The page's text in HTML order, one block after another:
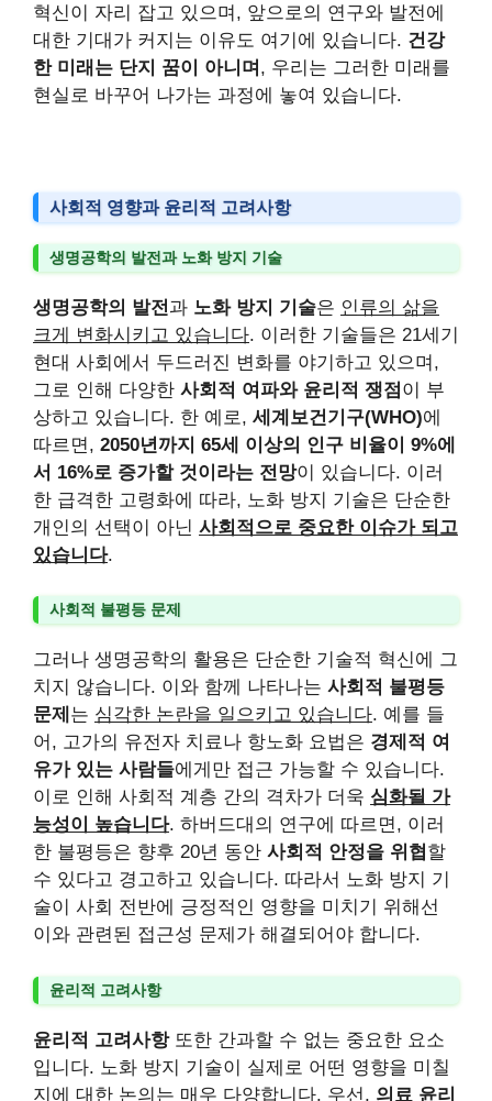
혁신이 자리 잡고 있으며, 앞으로의 연구와 발전에
대한 기대가 커지는 이유도 여기에 있습니다. 건강
한 미래는 단지 꿈이 아니며 , 우리는 그러한 미래를
현실로 바꾸어 나가는 과정에 놓여 있습니다.
사회적 영향과 윤리적 고려사항
생명공학의 발전과 노화 방지 기술
생명공학의 발전 과 노화 방지 기술은 인류의 삶을
크게 변화시키고 있습니다. 이러한 기술들은 21세기
현대 사회에서 두드러진 변화를 야기하고 있으며,
그로 인해 다양한 사회적 여파와 윤리적 쟁점 이 부
상하고 있습니다. 한 예로, 세계보건기구(WHO)에
따르면, 2050년까지 65세 이상의 인구 비율이 9%에
서 16%로 증가할 것이라는 전망이 있습니다. 이러
한 급격한 고령화에 따라, 노화 방지 기술은 단순한
개인의 선택이 아닌 사회적으로 중요한 이슈가 되고
있습니다.
사회적 불평등 문제
그러나 생명공학의 활용은 단순한 기술적 혁신에 그
치지 않습니다. 이와 함께 나타나는 사회적 불평등
문제 는 심각한 논란을 일으키고 있습니다. 예를 들
어, 고가의 유전자 치료나 항노화 요법은 경제적 여
유가 있는 사람들에게만 접근 가능할 수 있습니다.
이로 인해 사회적 계층 간의 격차가 더욱 심화될 가
능성이 높습니다. 하버드대의 연구에 따르면, 이러
한 불평등은 향후 20년 동안 사회적 안정을 위협 할
수 있다고 경고하고 있습니다. 따라서 노화 방지 기
술이 사회 전반에 긍정적인 영향을 미치기 위해선
이와 관련된 접근성 문제가 해결되어야 합니다.
윤리적 고려사항
윤리적 고려사항또한 간과할 수 없는 중요한 요소
입니다. 노화 방지 기술이 실제로 어떤 영향을 미칠
지에 대한 논의는 매우 다양합니다. 우선, 의료 윤리